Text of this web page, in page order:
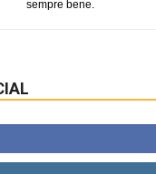
sempre bene.